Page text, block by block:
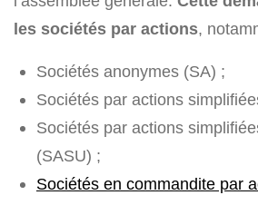
les sociétés par actions,
Sociétés anonymes (SA) ;
Sociétés par actions
Sociétés par actions
(SASU) ;
Sociétés en commandite par